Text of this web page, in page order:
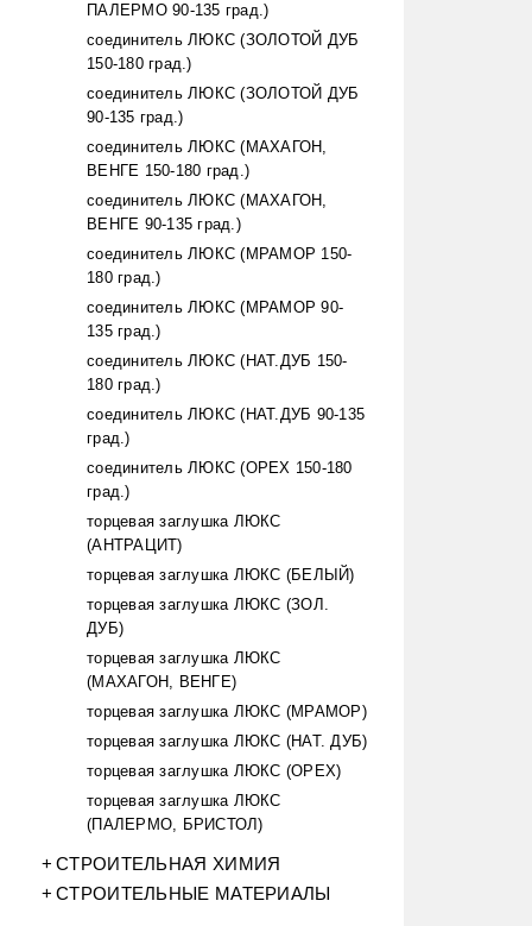
ПАЛЕРМО 90-135 град.)
соединитель ЛЮКС (ЗОЛОТОЙ ДУБ
150-180 град.)
соединитель ЛЮКС (ЗОЛОТОЙ ДУБ
90-135 град.)
соединитель ЛЮКС (МАХАГОН,
ВЕНГЕ 150-180 град.)
соединитель ЛЮКС (МАХАГОН,
ВЕНГЕ 90-135 град.)
соединитель ЛЮКС (МРАМОР 150-
180 град.)
соединитель ЛЮКС (МРАМОР 90-
135 град.)
соединитель ЛЮКС (НАТ.ДУБ 150-
180 град.)
соединитель ЛЮКС (НАТ.ДУБ 90-135
град.)
соединитель ЛЮКС (ОРЕХ 150-180
град.)
торцевая заглушка ЛЮКС
(АНТРАЦИТ)
торцевая заглушка ЛЮКС (БЕЛЫЙ)
торцевая заглушка ЛЮКС (ЗОЛ.
ДУБ)
торцевая заглушка ЛЮКС
(МАХАГОН, ВЕНГЕ)
торцевая заглушка ЛЮКС (МРАМОР)
торцевая заглушка ЛЮКС (НАТ. ДУБ)
торцевая заглушка ЛЮКС (ОРЕХ)
торцевая заглушка ЛЮКС
(ПАЛЕРМО, БРИСТОЛ)
СТРОИТЕЛЬНАЯ ХИМИЯ
СТРОИТЕЛЬНЫЕ МАТЕРИАЛЫ